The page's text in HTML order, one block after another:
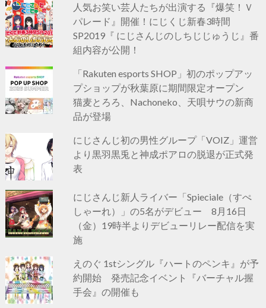
人気お笑い芸人たちが出演する『爆笑！Ｖ
パレード』開催！にじくじ新春3時間
SP2019『 にじさんじのしちじじゅうじ』番
組内容が公開！
「Rakuten esports SHOP」初のポップアッ
プショップが秋葉原に期間限定オープン
猫麦とろろ、Nachoneko、天唄サウの新商
品が登場
にじさんじ初の男性グループ「VOIZ」運営
より黒羽黒兎と神成ポアロの脱退が正式発
表
にじさんじ新人ライバー「Spieciale（すぺ
しゃーれ）」の5名がデビュー 8月16日
（金）19時半よりデビューリレー配信を実
施
えのぐ 1stシングル『ハートのペンキ』が予
約開始 発売記念イベント『バーチャル握
手会』の開催も